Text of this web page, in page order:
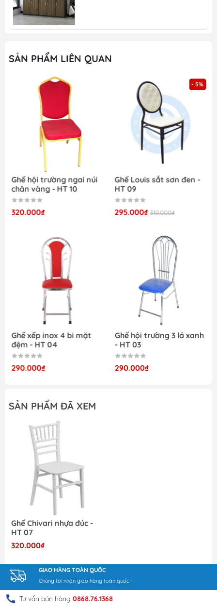
nghiệp
Hàng có sẵn, giao ngay trong ngày, đáp ứng
mọi nhu cầu khách hàng
nhật thường xuyên
Nhận đặt hàng theo yêu cầu của khách
Nội thất Dương Đông
– Bừng sáng không gian
của bạn:
Tại đây, chúng tôi cung cấp nhiều sản phẩm nội
thất cho gia đình và văn phòng như:
+ Bàn ăn giá rẻ
+ Ghế chân quỳ giá rẻ
+ Tủ sắt giá rẻ
+ Sofa giá rẻ
SẢN PHẨM LIÊN QUAN
Ghế hội trường ngai núi
chân vàng - HT 10
320.000₫
- 5%
Ghế Louis sắt sơn đen -
HT 09
295.000₫ 310.000₫
Ghế xếp inox 4 bi mặt
đệm - HT 04
290.000₫
Ghế hội trường 3 lá xanh
- HT 03
290.000₫
SẢN PHẨM ĐÃ XEM
Ghế Chivari nhựa đúc -
HT 07
320.000₫
GIAO HÀNG TOÀN QUỐC
Chúng tôi nhận giao hàng toàn quốc
Tư vấn bán hàng 0868.76.1368